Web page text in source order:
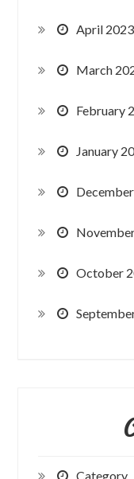
April 2023
March
February
January
October
Category